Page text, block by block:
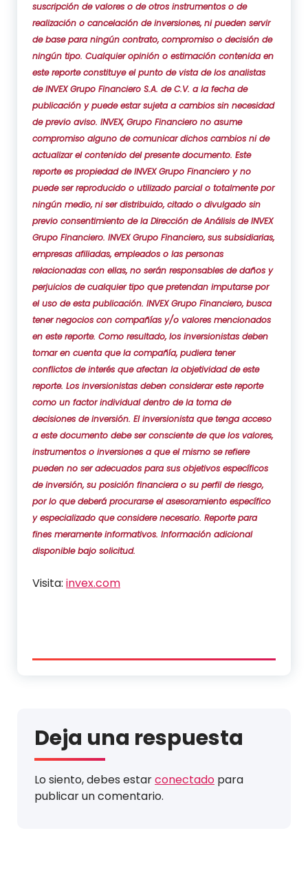
suscripción de valores o de otros instrumentos o de
realización o cancelación de inversiones, ni pueden servir
de base para ningún contrato, compromiso o decisión de
ningún tipo. Cualquier opinión o estimación contenida en
este reporte constituye el punto de vista de los analistas
de INVEX Grupo Financiero S.A. de C.V. a la fecha de
publicación y puede estar sujeta a cambios sin necesidad
de previo aviso. INVEX, Grupo Financiero no asume
compromiso alguno de comunicar dichos cambios ni de
actualizar el contenido del presente documento. Este
reporte es propiedad de INVEX Grupo Financiero y no
puede ser reproducido o utilizado parcial o totalmente por
ningún medio, ni ser distribuido, citado o divulgado sin
previo consentimiento de la Dirección de Análisis de INVEX
Grupo Financiero. INVEX Grupo Financiero, sus subsidiarias,
empresas afiliadas, empleados o las personas
relacionadas con ellas, no serán responsables de daños y
perjuicios de cualquier tipo que pretendan imputarse por
el uso de esta publicación. INVEX Grupo Financiero, busca
tener negocios con compañías y/o valores mencionados
en este reporte. Como resultado, los inversionistas deben
tomar en cuenta que la compañía, pudiera tener
conflictos de interés que afectan la objetividad de este
reporte. Los inversionistas deben considerar este reporte
como un factor individual dentro de la toma de
decisiones de inversión. El inversionista que tenga acceso
a este documento debe ser consciente de que los valores,
instrumentos o inversiones a que el mismo se refiere
pueden no ser adecuados para sus objetivos específicos
de inversión, su posición financiera o su perfil de riesgo,
por lo que deberá procurarse el asesoramiento específico
y especializado que considere necesario. Reporte para
fines meramente informativos. Información adicional
disponible bajo solicitud.
Visita: invex.com
Deja una respuesta
Lo siento, debes estarconectado para
publicar un comentario.